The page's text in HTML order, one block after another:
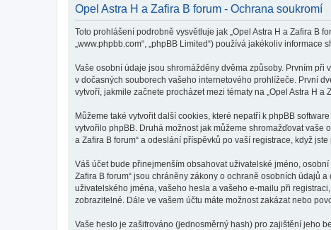
Opel Astra H a Zafira B forum - Ochrana soukromí
Toto prohlášení podrobně vysvětluje jak „Opel Astra H a Zafira B
„www.phpbb.com“, „phpBB Limited“) používá jakékoliv informace
Vaše osobní údaje jsou shromážděny dvěma způsoby. Prvním při
v dočasných souborech vašeho internetového prohlížeče. První
vytvoří, jakmile začnete procházet mezi tématy na „Opel Astra H
Můžeme také vytvořit další cookies, které nepatří k phpBB
vytvořilo phpBB. Druhá možnost jak můžeme shromažďovat vaše
a Zafira B forum“ a odeslání příspěvků po vaší registrace, když jste
Váš účet bude přinejmenším obsahovat uživatelské jméno,
Zafira B forum“ jsou chráněny zákony o ochraně osobních údajů
uživatelského jména, vašeho hesla a vašeho e-mailu při
zobrazitelné. Dále ve vašem účtu máte možnost zakázat nebo
Vaše heslo je zašifrováno (jednosměrný hash) pro zajištění jeho